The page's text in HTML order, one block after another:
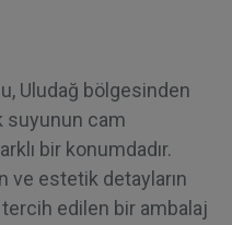
Uludağ bölgesinden
suyunun cam
bir konumdadır.
ve estetik detayların
tercih edilen bir ambalaj